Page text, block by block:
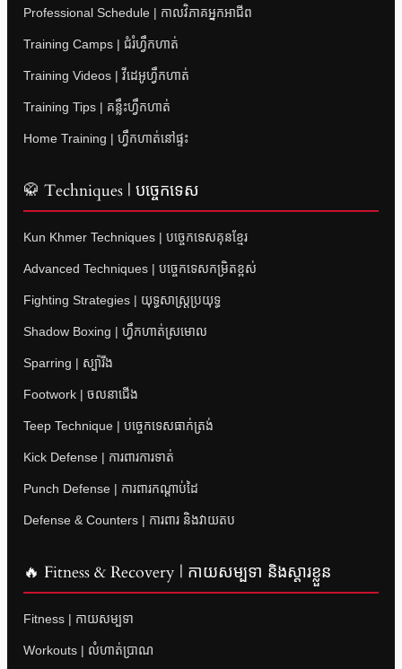
Professional Schedule | កាលវិភាគអ្នកអាជីព
Training Camps | ជំរំហ្វឹកហាត់
Training Videos | វីដេអូហ្វឹកហាត់
Training Tips | គន្លឹះហ្វឹកហាត់
Home Training | ហ្វឹកហាត់នៅផ្ទះ
🥋 Techniques | បច្ចេកទេស
Kun Khmer Techniques | បច្ចេកទេសគុនខ្មែរ
Advanced Techniques | បច្ចេកទេសកម្រិតខ្ពស់
Fighting Strategies | យុទ្ធសាស្ត្រប្រយុទ្ធ
Shadow Boxing | ហ្វឹកហាត់ស្រមោល
Sparring | ស្ប៉ារីង
Footwork | ចលនាជើង
Teep Technique | បច្ចេកទេសធាក់ត្រង់
Kick Defense | ការពារការទាត់
Punch Defense | ការពារកណ្តាប់ដៃ
Defense & Counters | ការពារ និងវាយតប
🔥 Fitness & Recovery | កាយសម្បទា និងស្តារខ្លួន
Fitness | កាយសម្បទា
Workouts | លំហាត់ប្រាណ